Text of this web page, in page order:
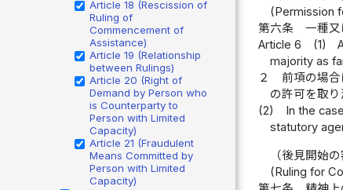
Article 18 (Rescission of
Ruling of
Commencement of
Assistance)
Article 19 (Relationship
between Rulings)
Article 20 (Right of
Demand by Person who
is Counterparty to
Person with Limited
Capacity)
Article 21 (Fraudulent
Means Committed by
Person with Limited
Capacity)
(Permission
第六条
一種
Article 6
(1)
majority as
２
前項の場
の許可を取
(2)
In the
statutory
（後見開始の
(Ruling for